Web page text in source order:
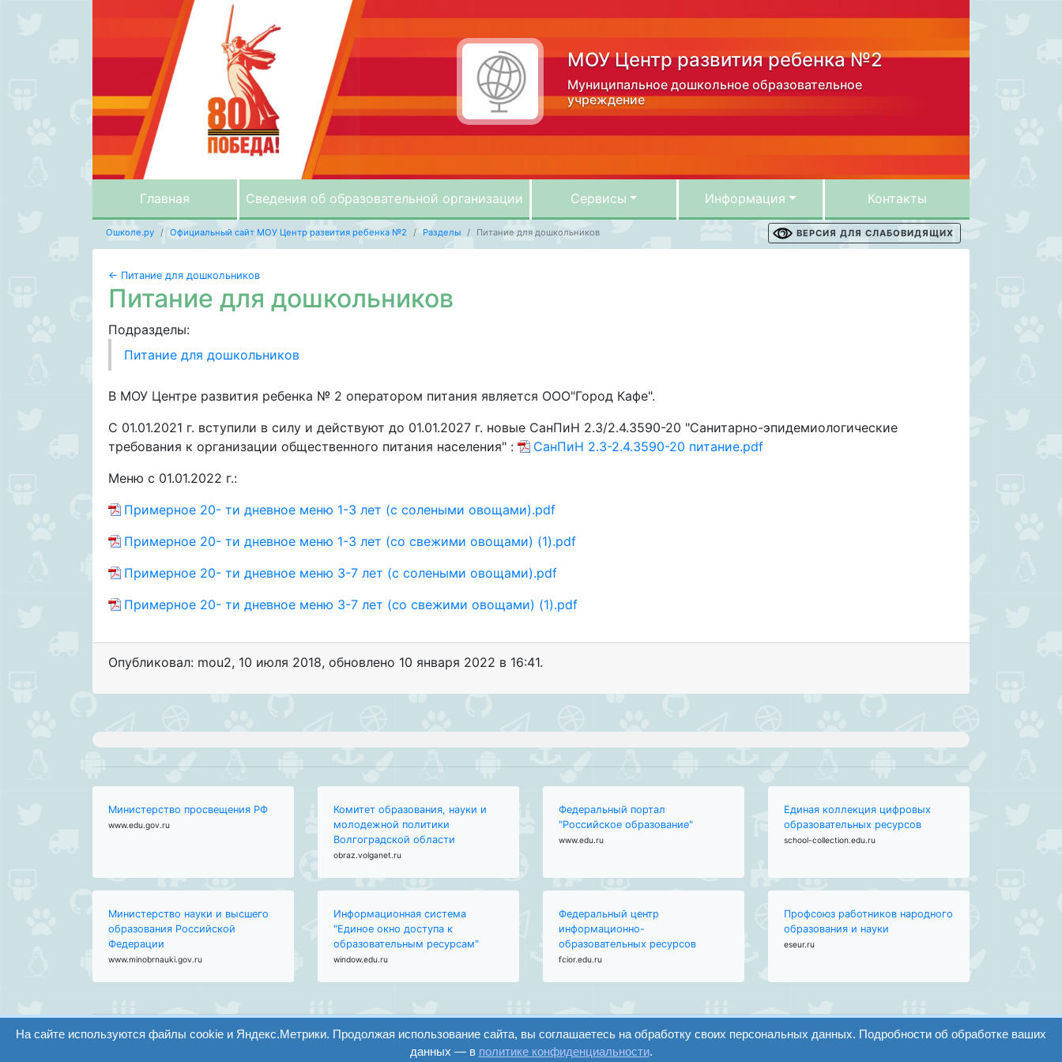
МОУ Центр развития ребенка №2
Mуниципальное дошкольное образовательное
учреждение
Главная Сведения об образовательной организации Сервисы Информация Контакты
Ошколе.ру Официальный сайт МОУ Центр развития ребенка №2 Разделы Питание для дошкольников ВЕРСИЯ ДЛЯ СЛАБОВИДЯЩИХ
← Питание для дошкольников
Питание для дошкольников
Подразделы:
Питание для дошкольников
В МОУ Центре развития ребенка № 2 оператором питания является ООО"Город Кафе".
С 01.01.2021 г. вступили в силу и действуют до 01.01.2027 г. новые СанПиН 2.3/2.4.3590-20 "Санитарно-эпидемиологические
требования к организации общественного питания населения" :
СанПиН 2.3-2.4.3590-20 питание.pdf
Меню с 01.01.2022 г.:
Примерное 20- ти дневное меню 1-3 лет (с солеными овощами).pdf
Примерное 20- ти дневное меню 1-3 лет (со свежими овощами) (1).pdf
Примерное 20- ти дневное меню 3-7 лет (с солеными овощами).pdf
Примерное 20- ти дневное меню 3-7 лет (со свежими овощами) (1).pdf
Опубликовал: mou2, 10 июля 2018, обновлено 10 января 2022 в 16:41.
Министерство просвещения РФ
www.edu.gov.ru
Комитет образования, науки и
молодежной политики
Волгоградской области
obraz.volganet.ru
Федеральный портал
"Российское образование"
www.edu.ru
Единая коллекция цифровых
образовательных ресурсов
school-collection.edu.ru
Министерство науки и высшего
образования Российской
Федерации
www.minobrnauki.gov.ru
Информационная система
"Единое окно доступа к
образовательным ресурсам"
window.edu.ru
Федеральный центр
информационно-
образовательных ресурсов
fcior.edu.ru
Профсоюз работников народного
образования и науки
eseur.ru
ООО "Центр образования и консалтинга"
На сайте используются файлы cookie и Яндекс.Метрики. Продолжая использование сайта, вы соглашаетесь на обработку своих персональных данных. Подробности об обработке ваших
данных — в политике конфиденциальности.